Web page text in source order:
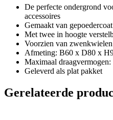
De perfecte ondergrond
accessoires
Gemaakt van
Met twee in hoogte
Voorzien van zwenkwielen
Afmeting: B60 x D80 x
Maximaal
Geleverd als plat pakket
Gerelateerde